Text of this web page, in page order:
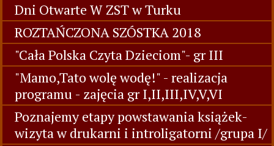
Dni Otwarte W ZST w Turku
ROZTAŃCZONA SZÓSTKA 2018
"Cała Polska Czyta Dzieciom"- gr III
"Mamo,Tato wolę wodę!" - realizacja
programu - zajęcia gr I,II,III,IV,V,VI
Poznajemy etapy powstawania książek-
wizyta w drukarni i introligatorni /grupa I/